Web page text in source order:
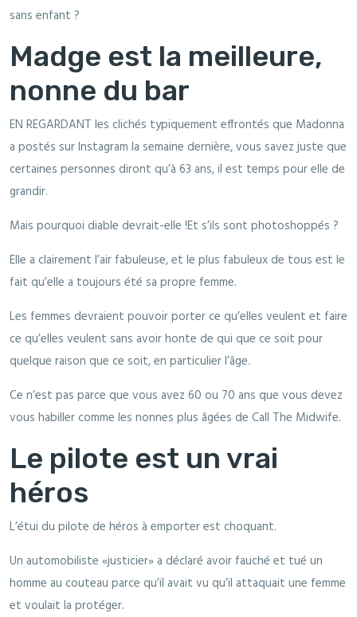
sans enfant ?
Madge est la meilleure,
nonne du bar
EN REGARDANT les clichés typiquement effrontés que Madonna
a postés sur Instagram la semaine dernière, vous savez juste que
certaines personnes diront qu’à 63 ans, il est temps pour elle de
grandir.
Mais pourquoi diable devrait-elle !Et s’ils sont photoshoppés ?
Elle a clairement l’air fabuleuse, et le plus fabuleux de tous est le
fait qu’elle a toujours été sa propre femme.
Les femmes devraient pouvoir porter ce qu’elles veulent et faire
ce qu’elles veulent sans avoir honte de qui que ce soit pour
quelque raison que ce soit, en particulier l’âge.
Ce n’est pas parce que vous avez 60 ou 70 ans que vous devez
vous habiller comme les nonnes plus âgées de Call The Midwife.
Le pilote est un vrai
héros
L’étui du pilote de héros à emporter est choquant.
Un automobiliste «justicier» a déclaré avoir fauché et tué un
homme au couteau parce qu’il avait vu qu’il attaquait une femme
et voulait la protéger.